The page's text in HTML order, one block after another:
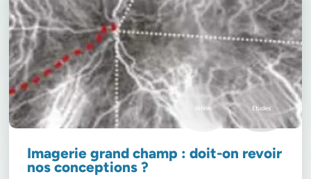
Etudes
rétine
Imagerie grand champ : doit-on revoir
nos conceptions ?